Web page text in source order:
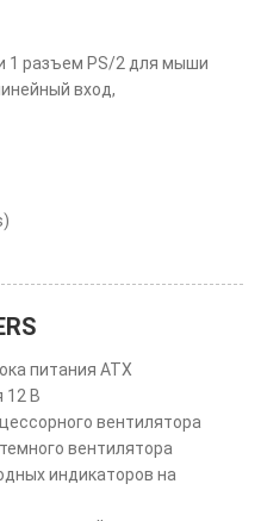
1 разъем PS/2 для мыши
вход,
питания ATX
12 В
вентилятора
вентилятора
индикаторов на